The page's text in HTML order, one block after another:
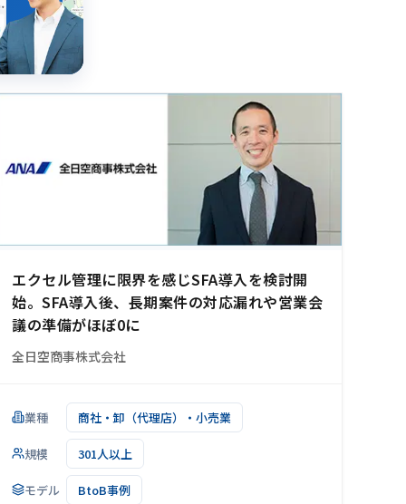
エクセル管理に限界を感じSFA導入を検討開
始。SFA導入後、長期案件の対応漏れや営業会
議の準備がほぼ0に
全日空商事株式会社
業種 商社・卸（代理店）・小売業
規模 301人以上
モデル BtoB事例